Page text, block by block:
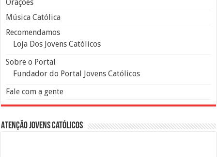
Orações
Música Católica
Recomendamos
Loja Dos Jovens Católicos
Sobre o Portal
Fundador do Portal Jovens Católicos
Fale com a gente
Atenção Jovens Católicos